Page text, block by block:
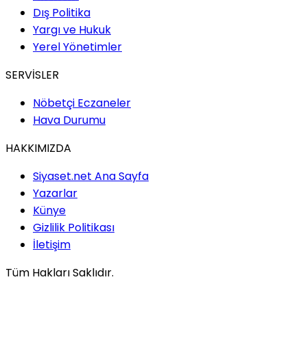
Dış Politika
Yargı ve Hukuk
Yerel Yönetimler
SERVİSLER
Nöbetçi Eczaneler
Hava Durumu
HAKKIMIZDA
Siyaset.net Ana Sayfa
Yazarlar
Künye
Gizlilik Politikası
İletişim
Tüm Hakları Saklıdır.